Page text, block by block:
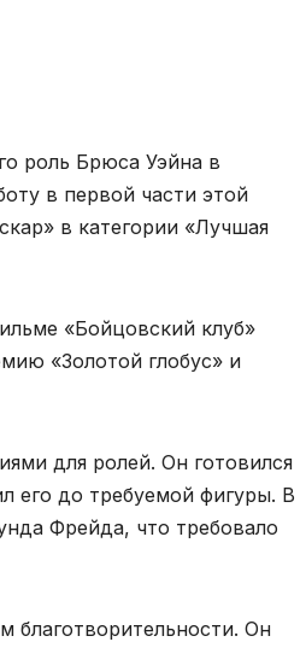
роль Брюса Уэйна в
в первой части этой
в категории «Лучшая
«Бойцовский клуб»
«Золотой глобус» и
для ролей. Он готовился
его до требуемой фигуры. В
Фрейда, что требовало
благотворительности. Он